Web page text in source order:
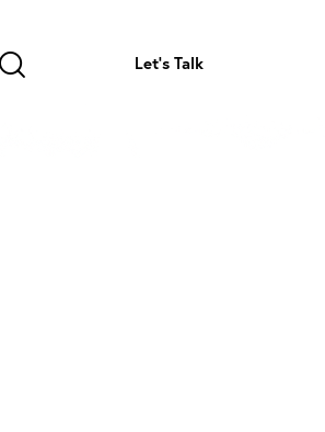
Let's Talk